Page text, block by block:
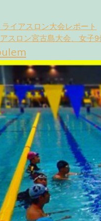
イアスロン大会レポート
スロン宮古島大会、女子9